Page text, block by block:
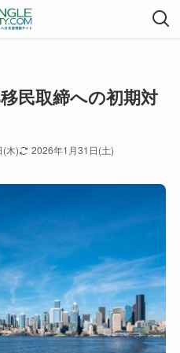
民取締への初期対
木) 2026年1月31日(土)